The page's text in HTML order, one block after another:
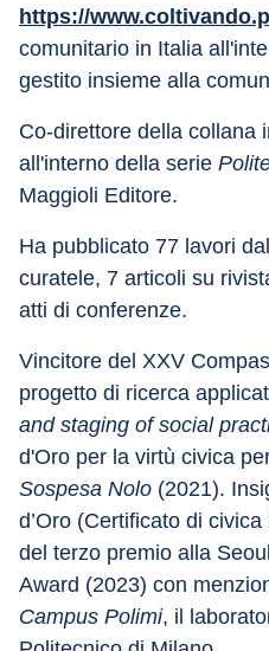
https://
comunitario in Italia
gestito insieme alla
Co-direttore della collana
all'interno della serie
Maggioli Editore.
Ha pubblicato 77 lavori
curatele, 7 articoli su
atti di conferenze.
Vincitore del XXV
progetto di ricerca
and staging of social
d'Oro per la virtù civica
Sospesa Nolo (2021).
d’Oro (Certificato di
del terzo premio alla
Award (2023) con
Campus Polimi, il